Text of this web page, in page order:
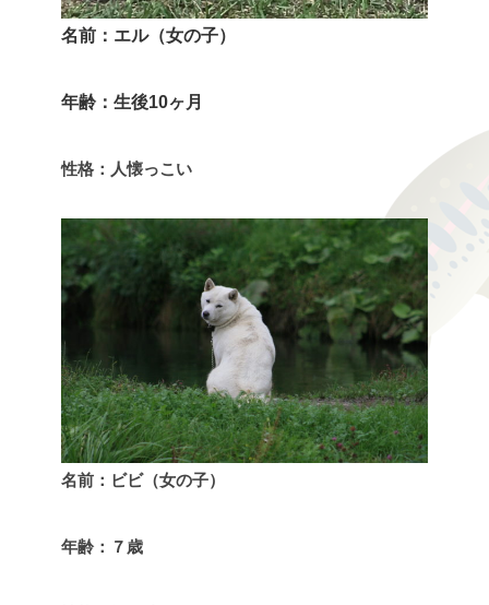
名前：エル（女の子）
年齢：生後10ヶ月
性格：人懐っこい
名前：ビビ（女の子）
年齢：７歳